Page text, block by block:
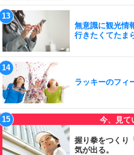
無意識に観光情
行きたくてたま
ラッキーのフィ
握り拳をつくり
気が出る。